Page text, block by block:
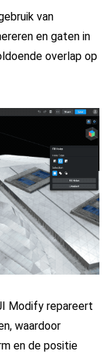
van
en gaten in
overlap op
Modify repareert
waardoor
en de positie